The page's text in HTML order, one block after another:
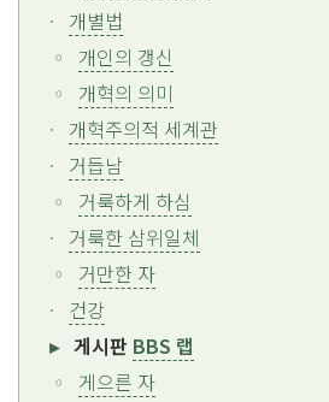
개별법
개인의 갱신
개혁의 의미
개혁주의적 세계관
거듭남
거룩하게 하심
거룩한 삼위일체
거만한 자
건강
게시판 BBS 랩
게으른 자